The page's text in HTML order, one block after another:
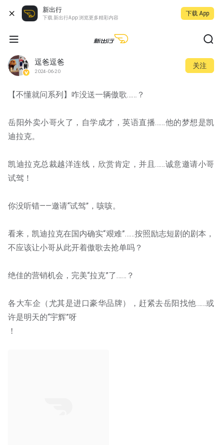
新出行
下载 新出行App 浏览更多精彩内容
下载 App
逗爸逗爸
2024-06-20
关注
【不懂就问系列】咋没送一辆傲歌……？
岳阳外卖小哥火了，自学成才，英语直播……他的梦想是凯
迪拉克。
凯迪拉克总裁越洋连线，欣赏肯定，并且……诚意邀请小哥
试驾！
你没听错——邀请“试驾”，咳咳。
看来，凯迪拉克在国内确实“艰难”……按照励志短剧的剧本，
不应该让小哥从此开着傲歌去抢单吗？
绝佳的营销机会，完美“拉克”了……？
各大车企（尤其是进口豪华品牌），赶紧去岳阳找他……或
许是明天的“宇辉”呀
！